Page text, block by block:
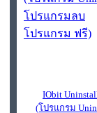
IObit
(โปรแกรม